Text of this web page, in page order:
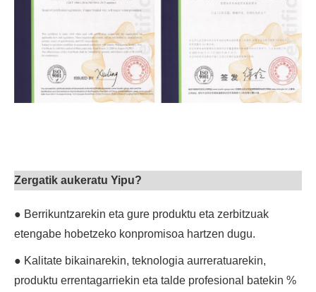
Zergatik aukeratu Yipu?
● Berrikuntzarekin eta gure produktu eta zerbitzuak
etengabe hobetzeko konpromisoa hartzen dugu.
● Kalitate bikainarekin, teknologia aurreratuarekin,
produktu errentagarriekin eta talde profesional batekin %